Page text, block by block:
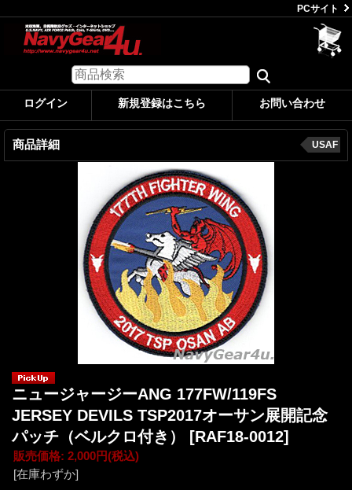
PCサイト
ログイン 新規登録はこちら お問い合わせ
商品詳細 USAF
ニュージャージーANG 177FW/119FS
JERSEY DEVILS TSP2017オーサン展開記念
パッチ（ベルクロ付き） [RAF18-0012]
販売価格: 2,000円(税込)
[在庫わずか]